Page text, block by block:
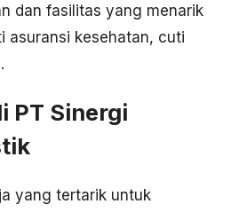
dan fasilitas yang menarik
asuransi kesehatan, cuti
PT Sinergi
yang tertarik untuk